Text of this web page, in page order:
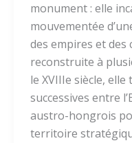
monument : elle
mouvementée
des empires et des
reconstruite à
le XVIIIe siècle,
successives entre
austro-hongrois
territoire